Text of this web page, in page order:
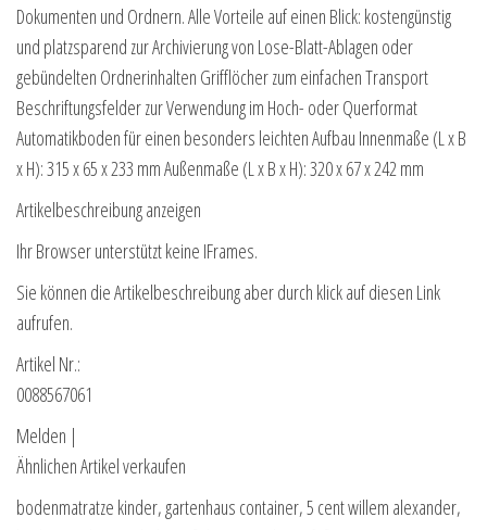
Dokumenten und Ordnern. Alle Vorteile auf einen Blick: kostengünstig
und platzsparend zur Archivierung von Lose-Blatt-Ablagen oder
gebündelten Ordnerinhalten Grifflöcher zum einfachen Transport
Beschriftungsfelder zur Verwendung im Hoch- oder Querformat
Automatikboden für einen besonders leichten Aufbau Innenmaße (L x B
x H): 315 x 65 x 233 mm Außenmaße (L x B x H): 320 x 67 x 242 mm
Artikelbeschreibung anzeigen
Ihr Browser unterstützt keine IFrames.
Sie können die Artikelbeschreibung aber durch klick auf diesen Link
aufrufen.
Artikel Nr.:
0088567061
Melden |
Ähnlichen Artikel verkaufen
bodenmatratze kinder, gartenhaus container, 5 cent willem alexander,